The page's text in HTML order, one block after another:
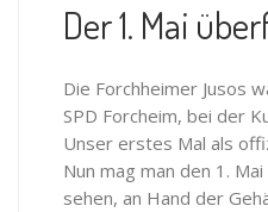
Der 1. Mai
Die Forchheimer Jusos
SPD Forcheim, bei der
Unser erstes Mal als
Nun mag man den 1.
sehen, an Hand der